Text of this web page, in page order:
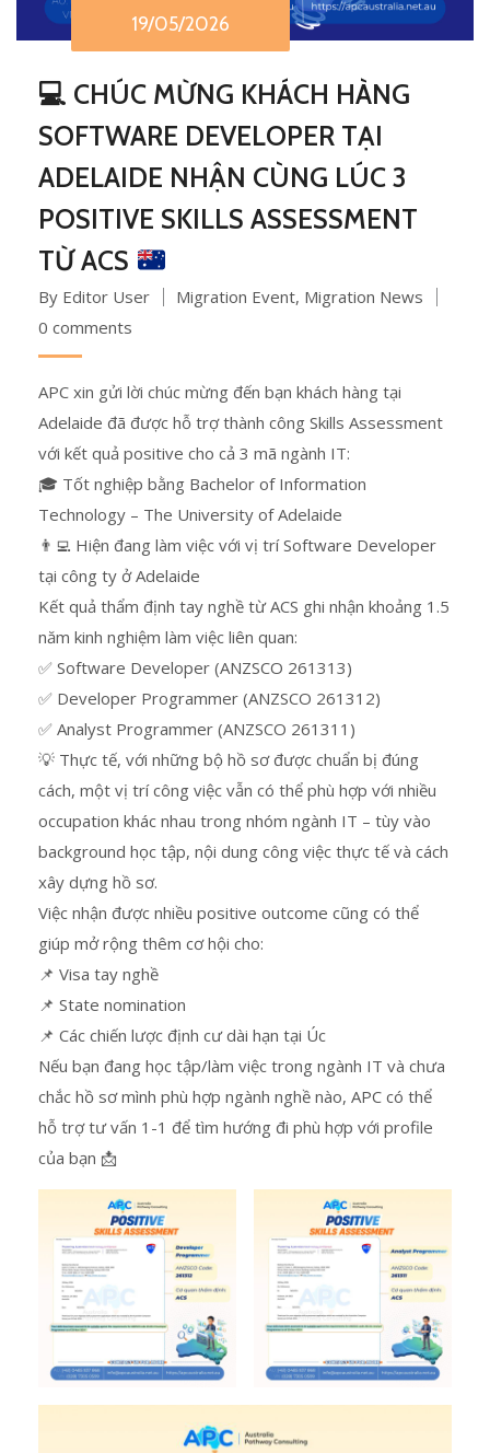
19/05/2026
💻 CHÚC MỪNG KHÁCH HÀNG
SOFTWARE DEVELOPER TẠI
ADELAIDE NHẬN CÙNG LÚC 3
POSITIVE SKILLS ASSESSMENT
TỪ ACS
By Editor User Migration Event, Migration News
0 comments
APC xin gửi lời chúc mừng đến bạn khách hàng tại
Adelaide đã được hỗ trợ thành công Skills Assessment
với kết quả positive cho cả 3 mã ngành IT:
🎓 Tốt nghiệp bằng Bachelor of Information
Technology – The University of Adelaide
👨‍💻 Hiện đang làm việc với vị trí Software Developer
tại công ty ở Adelaide
Kết quả thẩm định tay nghề từ ACS ghi nhận khoảng 1.5
năm kinh nghiệm làm việc liên quan:
✅ Software Developer (ANZSCO 261313)
✅ Developer Programmer (ANZSCO 261312)
✅ Analyst Programmer (ANZSCO 261311)
💡 Thực tế, với những bộ hồ sơ được chuẩn bị đúng
cách, một vị trí công việc vẫn có thể phù hợp với nhiều
occupation khác nhau trong nhóm ngành IT – tùy vào
background học tập, nội dung công việc thực tế và cách
xây dựng hồ sơ.
Việc nhận được nhiều positive outcome cũng có thể
giúp mở rộng thêm cơ hội cho:
📌 Visa tay nghề
📌 State nomination
📌 Các chiến lược định cư dài hạn tại Úc
Nếu bạn đang học tập/làm việc trong ngành IT và chưa
chắc hồ sơ mình phù hợp ngành nghề nào, APC có thể
hỗ trợ tư vấn 1-1 để tìm hướng đi phù hợp với profile
của bạn 📩